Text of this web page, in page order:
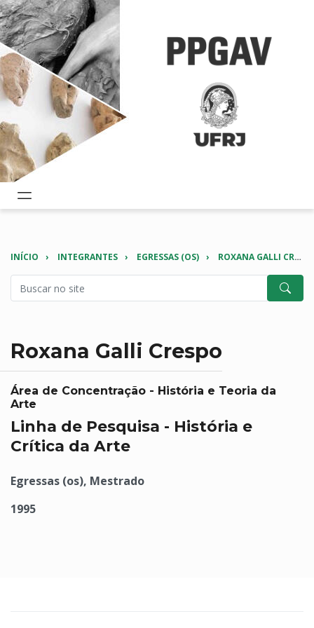
INÍCIO INTEGRANTES EGRESSAS (OS) ROXANA GALLI CRESPO
Roxana Galli Crespo
Área de Concentração - História e Teoria da
Arte
Linha de Pesquisa - História e
Crítica da Arte
Egressas (os), Mestrado
1995